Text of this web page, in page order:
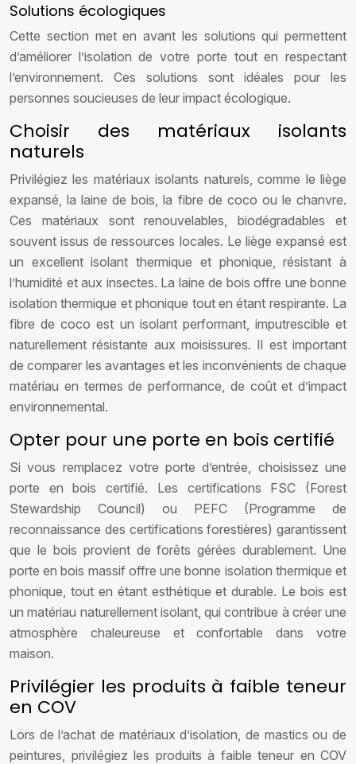
Solutions écologiques
Cette section met en avant les solutions qui permettent
d’améliorer l’isolation de votre porte tout en respectant
l’environnement. Ces solutions sont idéales pour les
personnes soucieuses de leur impact écologique.
Choisir des matériaux isolants
naturels
Privilégiez les matériaux isolants naturels, comme le liège
expansé, la laine de bois, la fibre de coco ou le chanvre.
Ces matériaux sont renouvelables, biodégradables et
souvent issus de ressources locales. Le liège expansé est
un excellent isolant thermique et phonique, résistant à
l’humidité et aux insectes. La laine de bois offre une bonne
isolation thermique et phonique tout en étant respirante. La
fibre de coco est un isolant performant, imputrescible et
naturellement résistante aux moisissures. Il est important
de comparer les avantages et les inconvénients de chaque
matériau en termes de performance, de coût et d’impact
environnemental.
Opter pour une porte en bois certifié
Si vous remplacez votre porte d’entrée, choisissez une
porte en bois certifié. Les certifications FSC (Forest
Stewardship Council) ou PEFC (Programme de
reconnaissance des certifications forestières) garantissent
que le bois provient de forêts gérées durablement. Une
porte en bois massif offre une bonne isolation thermique et
phonique, tout en étant esthétique et durable. Le bois est
un matériau naturellement isolant, qui contribue à créer une
atmosphère chaleureuse et confortable dans votre
maison.
Privilégier les produits à faible teneur
en COV
Lors de l’achat de matériaux d’isolation, de mastics ou de
peintures, privilégiez les produits à faible teneur en COV